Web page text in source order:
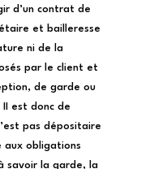
d’un contrat de
et bailleresse
ni de la
par le client et
de garde ou
est donc de
pas dépositaire
aux obligations
savoir la garde, la